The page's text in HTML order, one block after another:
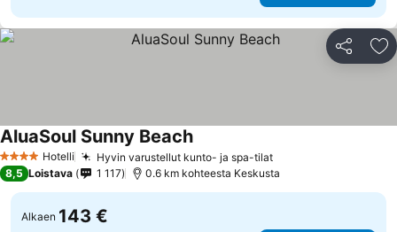
Jaa
4 Tähtiluokitus
Hotelli Hyvin varustellut kunto- ja spa-tilat
AluaSoul Sunny Beach
8,5 Loistava 1 117 0.6 km kohteesta Keskusta
Alkaen 143 €